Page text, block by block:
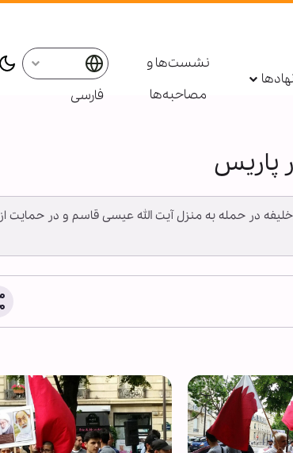
نشست‌ها و
مصاحبه‌ها
فارسی
پاریس
خلیفه در حمله به منزل آیت الله عیسی قاسم و در حمایت از